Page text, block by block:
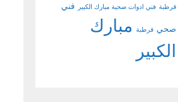
قرطبة فني ادوات صحية مبارك الكبير فني
صحي قرطبة مبارك
الكبير